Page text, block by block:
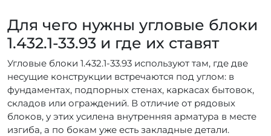
Для чего нужны угловые блоки
1.432.1-33.93 и где их ставят
Угловые блоки 1.432.1-33.93 используют там, где две
несущие конструкции встречаются под углом: в
фундаментах, подпорных стенах, каркасах бытовок,
складов или ограждений. В отличие от рядовых
блоков, у этих усилена внутренняя арматура в месте
изгиба, а по бокам уже есть закладные детали.